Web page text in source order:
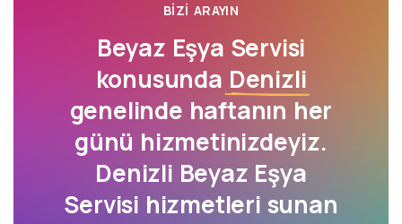
BIZI ARAYIN
Beyaz Eşya Servisi
konusunda Denizli
genelinde haftanın her
günü hizmetinizdeyiz.
Denizli Beyaz Eşya
Servisi hizmetleri sunan